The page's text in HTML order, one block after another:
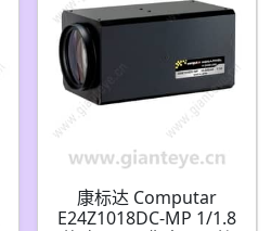
康标达 Computar
E24Z1018DC-MP 1/1.8